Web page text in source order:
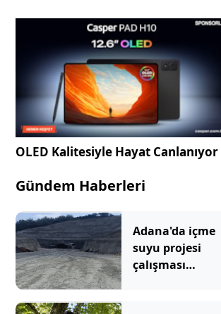
OLED Kalitesiyle Hayat Canlanıyor
Gündem Haberleri
Adana'da içme
suyu projesi
çalışması